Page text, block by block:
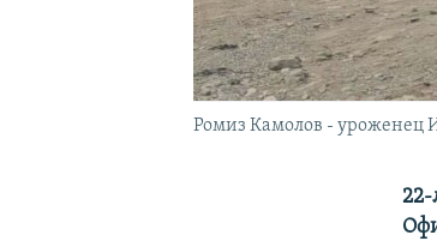
Ромиз Камолов - уроженец